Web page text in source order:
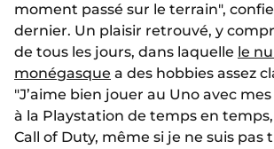
moment passé sur le terrain",
dernier. Un plaisir retrouvé, y
de tous les jours, dans laquelle le
monégasque a des hobbies assez
"J’aime bien jouer au Uno avec
à la Playstation de temps en temps,
Call of Duty, même si je ne suis pas